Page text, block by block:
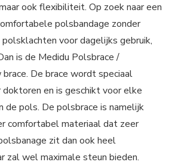
ook flexibiliteit. Op zoek naar een
polsbandage zonder
voor dagelijks gebruik,
is de Medidu Polsbrace /
De brace wordt speciaal
en is geschikt voor elke
de pols. De polsbrace is namelijk
comfortabel materiaal dat zeer
zit dan ook heel
zal wel maximale steun bieden.